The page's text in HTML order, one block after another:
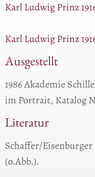
Karl Ludwig Prinz
Karl Ludwig Prinz
Ausgestellt
1986 Akademie
im Portrait, Katalog
Literatur
Schaffer/Eisenburger
(o.Abb.).